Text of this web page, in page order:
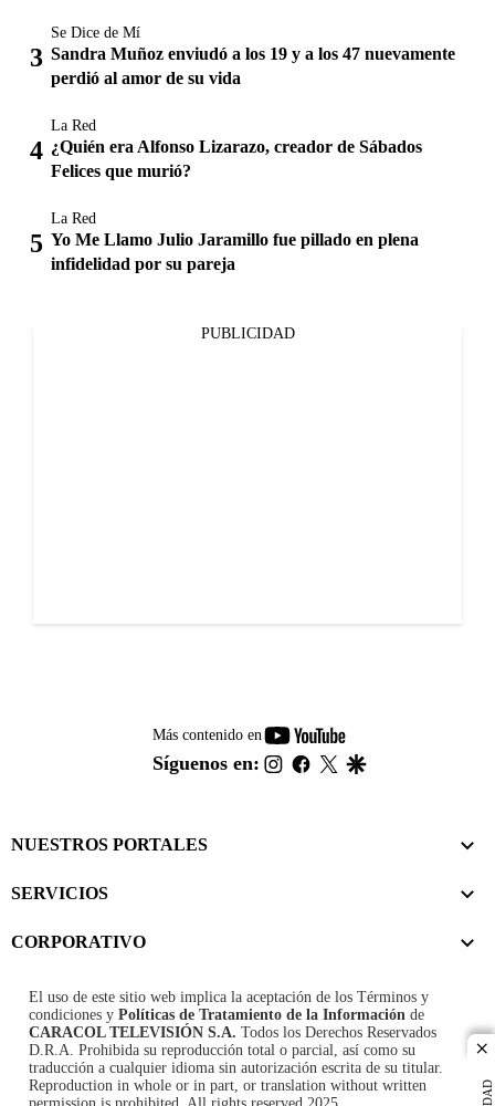
Se Dice de Mí
Sandra Muñoz enviudó a los 19 y a los 47 nuevamente
perdió al amor de su vida
La Red
¿Quién era Alfonso Lizarazo, creador de Sábados
Felices que murió?
La Red
Yo Me Llamo Julio Jaramillo fue pillado en plena
infidelidad por su pareja
PUBLICIDAD
Más contenido en
youtube-
footer
Síguenos en: instagram
facebook
twitter
NUESTROS PORTALES
SERVICIOS
CORPORATIVO
El uso de este sitio web implica la aceptación de los Términos y
condiciones y Políticas de Tratamiento de la Información de
CARACOL TELEVISIÓN S.A. Todos los Derechos Reservados
D.R.A. Prohibida su reproducción total o parcial, así como su
traducción a cualquier idioma sin autorización escrita de su titular.
Reproduction in whole or in part, or translation without written